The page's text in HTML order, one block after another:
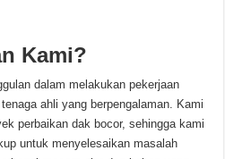
Kami?
dalam melakukan pekerjaan
ahli yang berpengalaman. Kami
perbaikan dak bocor, sehingga kami
untuk menyelesaikan masalah